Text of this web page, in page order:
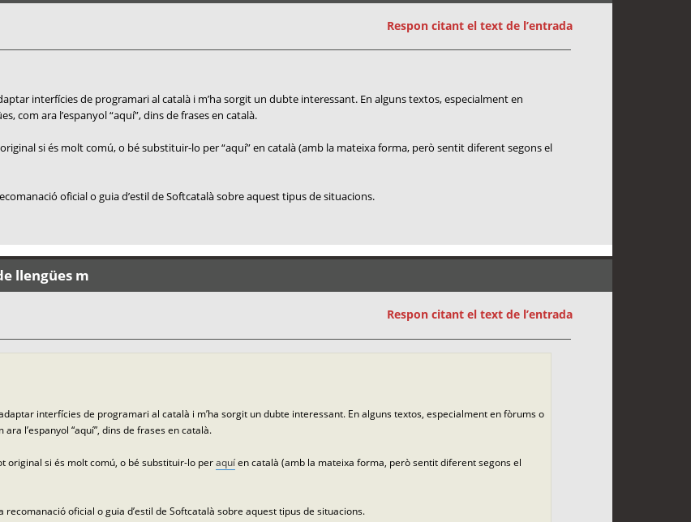
Respon citant el text de l’entrada
interfícies de programari al català i m’ha sorgit un dubte interessant. En alguns textos, especialment en
com ara l’espanyol “aquí”, dins de frases en català.
si és molt comú, o bé substituir-lo per “aquí” en català (amb la mateixa forma, però sentit diferent segons el
oficial o guia d’estil de Softcatalà sobre aquest tipus de situacions.
llengües m
Respon citant el text de l’entrada
interfícies de programari al català i m’ha sorgit un dubte interessant. En alguns textos, especialment en fòrums o
l’espanyol “aquí”, dins de frases en català.
original si és molt comú, o bé substituir-lo peraquíen català (amb la mateixa forma, però sentit diferent segons el
oficial o guia d’estil de Softcatalà sobre aquest tipus de situacions.